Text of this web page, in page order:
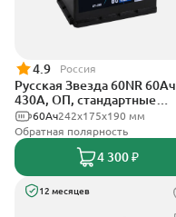
4.9 Россия
Русская Звезда 60NR 60Ач
430А, ОП, стандартные
клеммы242x175x190 мм
60Ач
Обратная полярность
4 300 ₽
12 месяцев